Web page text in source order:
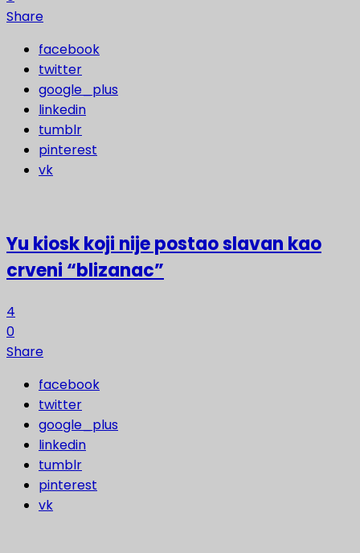
Share
facebook
twitter
google_plus
linkedin
tumblr
pinterest
vk
Yu kiosk koji nije postao slavan kao
crveni “blizanac”
4
0
Share
facebook
twitter
google_plus
linkedin
tumblr
pinterest
vk